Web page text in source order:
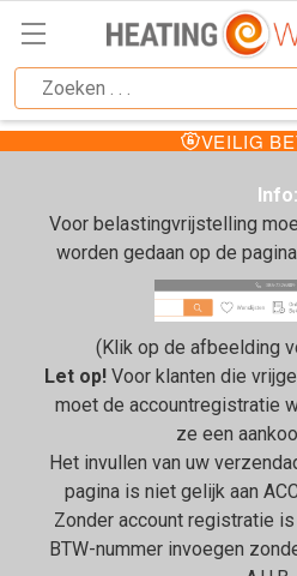
VEILIG
Info:
Voor belastingvrijstelling
worden gedaan op de pagina
(Klik op de afbeelding
Let op!Voor klanten die
moet de accountregistratie
ze een
Het invullen van uw
pagina is niet gelijk aan
Zonder account registratie
BTW-nummer invoegen